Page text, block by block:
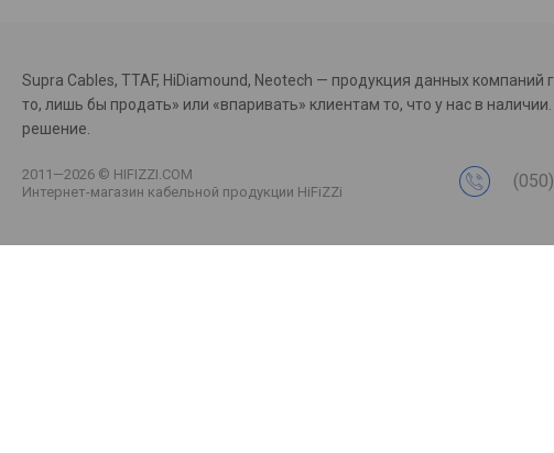
Supra Cables, TTAF, HiDiamound, Neotech — продукция данных
то, лишь бы продать» или «впаривать» клиентам то, что у нас в
решение.
(050)
2011—2026 © HIFIZZI.COM
Интернет-магазин кабельной продукции HiFiZZi